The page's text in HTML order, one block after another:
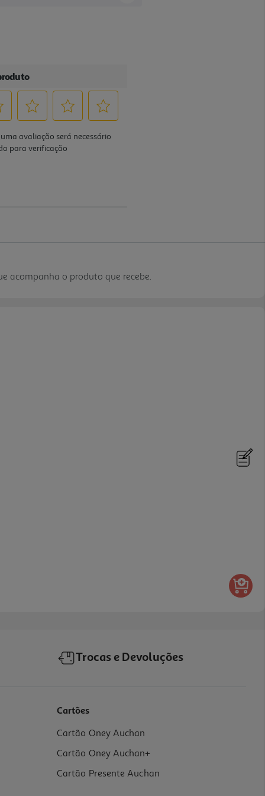
acompanha o produto que recebe.
Trocas e Devoluções
Cartões
Cartão Oney Auchan
Cartão Oney Auchan+
Cartão Presente Auchan